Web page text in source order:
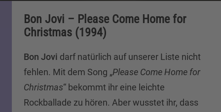
Bon Jovi – Please Come Home for
Christmas (1994)
Bon Jovi darf natürlich auf unserer Liste nicht
fehlen. Mit dem Song „Please Come Home for
Christmas“ bekommt ihr eine leichte
Rockballade zu hören. Aber wusstet ihr, dass